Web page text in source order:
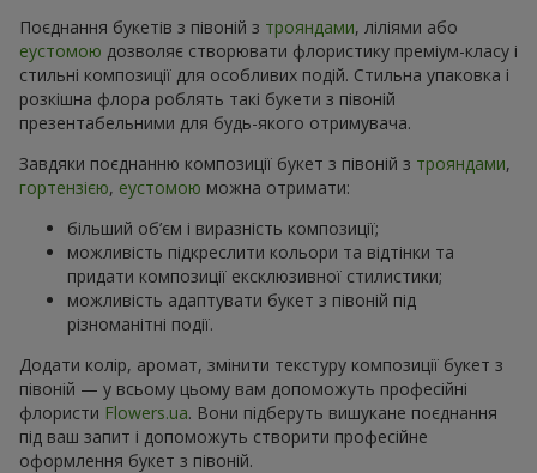
Поєднання букетів з півоній з трояндами, ліліями або
еустомою дозволяє створювати флористику преміум-класу і
стильні композиції для особливих подій. Стильна упаковка і
розкішна флора роблять такі букети з півоній
презентабельними для будь-якого отримувача.
Завдяки поєднанню композиції букет з півоній з трояндами,
гортензією, еустомою можна отримати:
більший об’єм і виразність композиції;
можливість підкреслити кольори та відтінки та
придати композиції ексклюзивної стилистики;
можливість адаптувати букет з півоній під
різноманітні події.
Додати колір, аромат, змінити текстуру композиції букет з
півоній — у всьому цьому вам допоможуть професійні
флористи Flowers.ua. Вони підберуть вишукане поєднання
під ваш запит і допоможуть створити професійне
оформлення букет з півоній.